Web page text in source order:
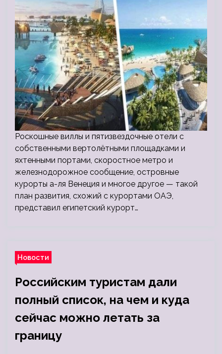
Роскошные виллы и пятизвездочные отели с
собственными вертолётными площадками и
яхтенными портами, скоростное метро и
железнодорожное сообщение, островные
курорты а-ля Венеция и многое другое — такой
план развития, схожий с курортами ОАЭ,
представил египетский курорт…
Новости
Российским туристам дали
полный список, на чем и куда
сейчас можно летать за
границу